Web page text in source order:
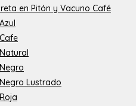
en Pitón y Vacuno Café
Lustrado